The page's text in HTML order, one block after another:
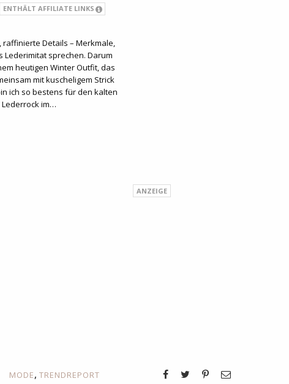
ENTHÄLT AFFILIATE LINKS
raffinierte Details – Merkmale,
Lederimitat sprechen. Darum
heutigen Winter Outfit, das
mit kuscheligem Strick
ich so bestens für den kalten
Lederrock im…
MODE, TRENDREPORT